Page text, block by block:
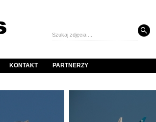
KONTAKT PARTNERZY